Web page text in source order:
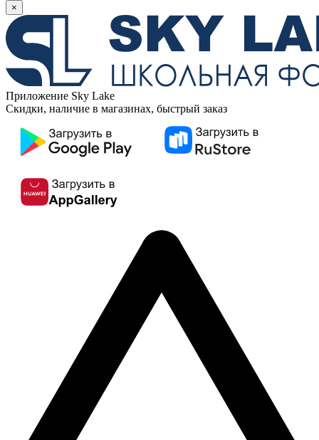
×
Приложение Sky Lake
Скидки, наличие в магазинах, быстрый заказ